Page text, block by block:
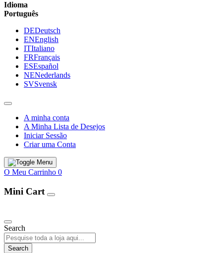
Idioma
Português
DEDeutsch
ENEnglish
ITItaliano
FRFrançais
ESEspañol
NENederlands
SVSvensk
A minha conta
A Minha Lista de Desejos
Iniciar Sessão
Criar uma Conta
O Meu Carrinho 0
Mini Cart
Search
Search